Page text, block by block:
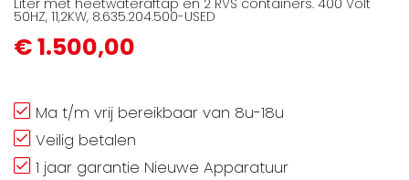
50HZ, 11,2KW, 8.635.204.500-USED
€ 1.500,00
Ma t/m vrij bereikbaar van 8u-18u
Veilig betalen
1 jaar garantie Nieuwe Apparatuur